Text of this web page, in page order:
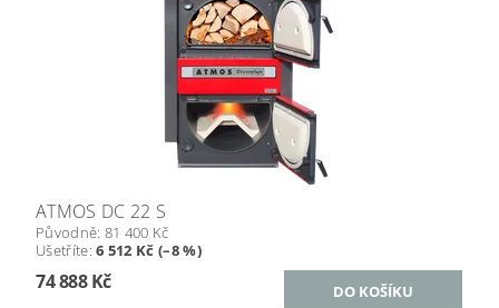
ATMOS DC 22 S
Původně: 81 400 Kč
Ušetříte:6 512 Kč (–8 %)
74 888 Kč